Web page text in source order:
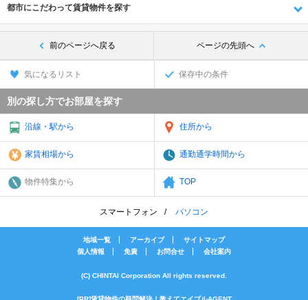
都市にこだわって賃貸物件を探す
前のページへ戻る ページの先頭へ
気になるリスト 保存中の条件
別の探し方でお部屋を探す
沿線・駅から 住所から
家賃相場から 通勤通学時間から
物件特集から TOP
スマートフォン パソコン
地域一覧 アーカイブ
サイトマップ
個人情報
免責 お問合せ 会社案内
(C) CHINTAI Corporation All rights reserved.